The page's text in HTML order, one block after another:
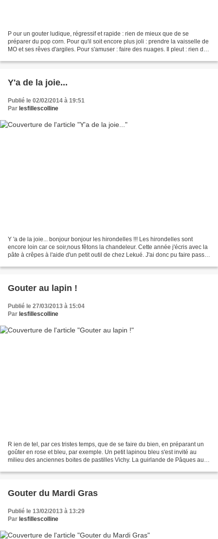
P our un gouter ludique, régressif et rapide : rien de mieux que de se
préparer du pop corn. Pour qu'il soit encore plus joli : prendre la vaisselle de
MO et ses rêves d'argiles. Pour s'amuser : faire des nuages. Il pleut : rien de
Y'a de la joie...
Publié le 02/02/2014 à 19:51
Par lesfillescolline
Y 'a de la joie... bonjour bonjour les hirondelles !!! Les hirondelles sont
encore loin car ce soir,nous fêtons la chandeleur. Cette année j'écris avec la
pâte à crêpes à l'aide d'un petit outil de chez Lekué. J'ai donc pu faire passer
Gouter au lapin !
Publié le 27/03/2013 à 15:04
Par lesfillescolline
R ien de tel, par ces tristes temps, que de se faire du bien, en préparant un
goûter en rose et bleu, par exemple. Un petit lapinou bleu s'est invité au
milieu des anciennes boites de pastilles Vichy. La guirlande de Pâques aux
Gouter du Mardi Gras
Publié le 13/02/2013 à 13:29
Par lesfillescolline